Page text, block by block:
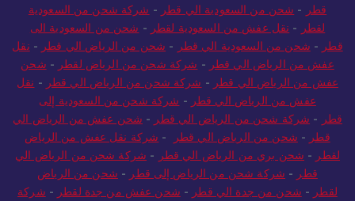
قطر - شحن من السعودية الي قطر - شركة شحن من السعودية
لقطر - نقل عفش من السعودية لقطر - شحن من السعودية الى
قطر - شحن من السعودية الي قطر - شحن من الرياض الي قطر - نقل
عفش من الرياض الي قطر - شركة شحن من الرياض لقطر - شحن
عفش من الرياض الي قطر - شركة شحن من الرياض الي قطر - نقل
عفش من الرياض الي قطر - شركة شحن من السعودية إلى
قطر - شركة شحن من الرياض الي قطر - شحن عفش من الرياض الي
قطر - شحن من الرياض الي قطر - شركة نقل عفش من الرياض
لقطر - شحن بري من الرياض الي قطر - شركة شحن من الرياض الي
قطر - شركة شحن من الرياض إلى قطر - شحن من الرياض
لقطر - شحن من جدة الي قطر - شحن عفش من جدة لقطر - شركة